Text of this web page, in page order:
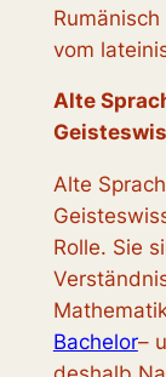
vom
Alte
Alte
Rolle. Sie
Bachelor–